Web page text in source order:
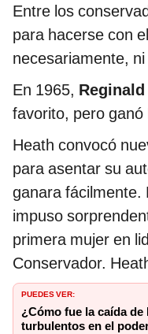
Entre los
para hacerse con
necesariamente,
En 1965,
favorito, pero ganó
Heath convocó
para asentar su
ganara fácilmente.
impuso
primera mujer en
Conservador.
PUEDES VER:
¿Cómo fue la caída
turbulentos en el